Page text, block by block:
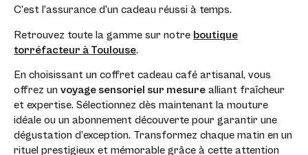
C’est l’assurance d’un cadeau réussi à temps.
Retrouvez toute la gamme sur notre boutique
torréfacteur à Toulouse.
En choisissant un coffret cadeau café artisanal, vous
offrez un voyage sensoriel sur mesure alliant fraîcheur
et expertise. Sélectionnez dès maintenant la mouture
idéale ou un abonnement découverte pour garantir une
dégustation d’exception. Transformez chaque matin en un
rituel prestigieux et mémorable grâce à cette attention